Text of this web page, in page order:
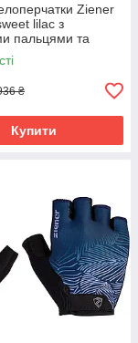
Ziener
lilac з
пальцями та
шкірою Amara
₴
Купити